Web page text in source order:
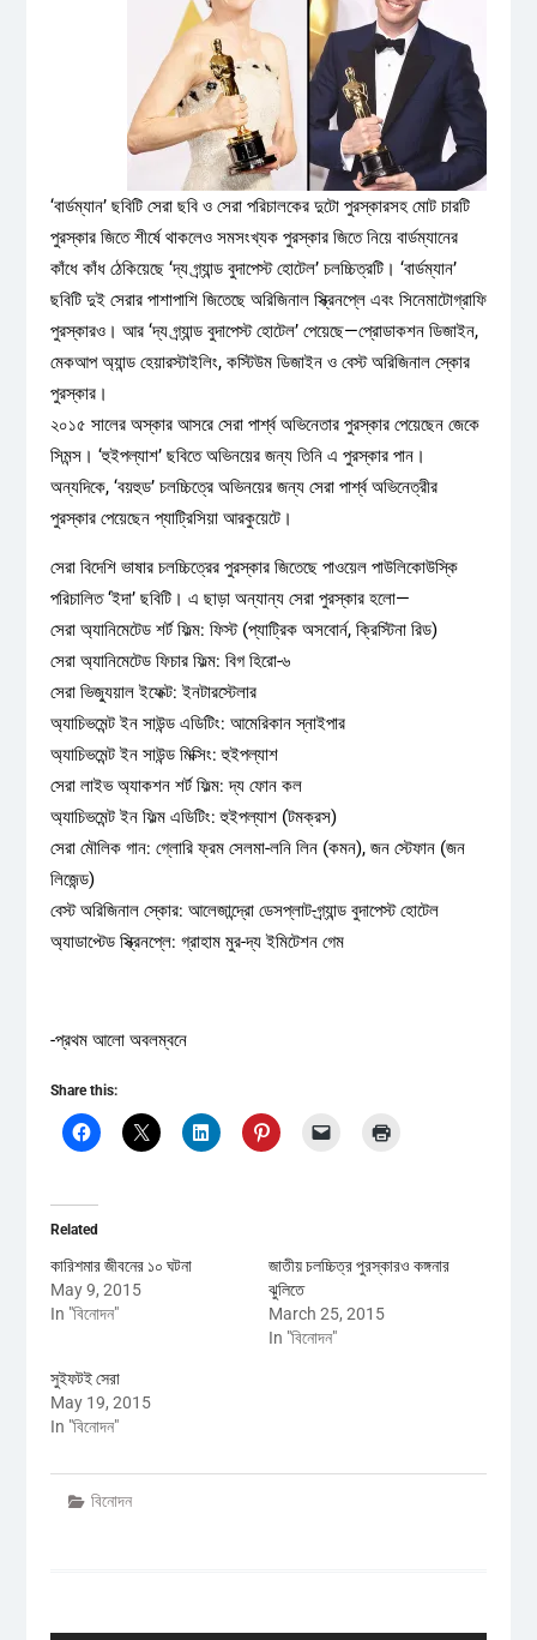
‘বার্ডম্যান’ ছবিটি সেরা ছবি ও সেরা পরিচালকের দুটো পুরস্কারসহ মোট চারটি
পুরস্কার জিতে শীর্ষে থাকলেও সমসংখ্যক পুরস্কার জিতে নিয়ে বার্ডম্যানের
কাঁধে কাঁধ ঠেকিয়েছে ‘দ্য গ্র্যান্ড বুদাপেস্ট হোটেল’ চলচ্চিত্রটি। ‘বার্ডম্যান’
ছবিটি দুই সেরার পাশাপাশি জিতেছে অরিজিনাল স্ক্রিনপ্লে এবং সিনেমাটোগ্রাফি
পুরস্কারও। আর ‘দ্য গ্র্যান্ড বুদাপেস্ট হোটেল’ পেয়েছে—প্রোডাকশন ডিজাইন,
মেকআপ অ্যান্ড হেয়ারস্টাইলিং, কস্টিউম ডিজাইন ও বেস্ট অরিজিনাল স্কোর
পুরস্কার।
২০১৫ সালের অস্কার আসরে সেরা পার্শ্ব অভিনেতার পুরস্কার পেয়েছেন জেকে
সিমন্স। ‘হুইপল্যাশ’ ছবিতে অভিনয়ের জন্য তিনি এ পুরস্কার পান।
অন্যদিকে, ‘বয়হুড’ চলচ্চিত্রে অভিনয়ের জন্য সেরা পার্শ্ব অভিনেত্রীর
পুরস্কার পেয়েছেন প্যাট্রিসিয়া আরকুয়েটে।
সেরা বিদেশি ভাষার চলচ্চিত্রের পুরস্কার জিতেছে পাওয়েল পাউলিকোউস্কি
পরিচালিত ‘ইদা’ ছবিটি। এ ছাড়া অন্যান্য সেরা পুরস্কার হলো—
সেরা অ্যানিমেটেড শর্ট ফিল্ম: ফিস্ট (প্যাট্রিক অসবোর্ন, ক্রিস্টিনা রিড)
সেরা অ্যানিমেটেড ফিচার ফিল্ম: বিগ হিরো-৬
সেরা ভিজ্যুয়াল ইফেক্ট: ইনটারস্টেলার
অ্যাচিভমেন্ট ইন সাউন্ড এডিটিং: আমেরিকান স্নাইপার
অ্যাচিভমেন্ট ইন সাউন্ড মিক্সিং: হুইপল্যাশ
সেরা লাইভ অ্যাকশন শর্ট ফিল্ম: দ্য ফোন কল
অ্যাচিভমেন্ট ইন ফিল্ম এডিটিং: হুইপল্যাশ (টমক্রস)
সেরা মৌলিক গান: গ্লোরি ফ্রম সেলমা-লনি লিন (কমন), জন স্টেফান (জন
লিজেন্ড)
বেস্ট অরিজিনাল স্কোর: আলেজান্দ্রো ডেসপ্লাট-গ্র্যান্ড বুদাপেস্ট হোটেল
অ্যাডাপ্টেড স্ক্রিনপ্লে: গ্রাহাম মুর-দ্য ইমিটেশন গেম
-প্রথম আলো অবলম্বনে
Share this:
Related
কারিশমার জীবনের ১০ ঘটনা
May 9, 2015
In "বিনোদন"
জাতীয় চলচ্চিত্র পুরস্কারও কঙ্গনার
ঝুলিতে
March 25, 2015
In "বিনোদন"
সুইফটই সেরা
May 19, 2015
In "বিনোদন"
বিনোদন